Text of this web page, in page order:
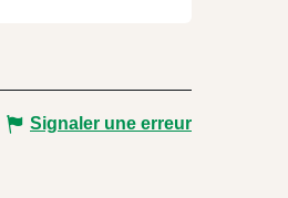
Signaler une erreur